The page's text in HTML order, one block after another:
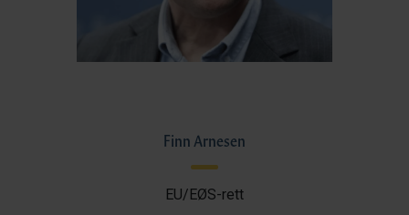
Finn Arnesen
EU/EØS-rett